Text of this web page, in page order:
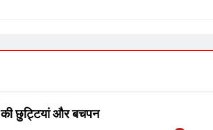
की छुट्टियां और बचपन